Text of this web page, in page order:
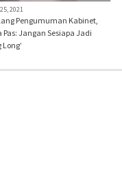
2021
Pengumuman Kabinet,
Pas: Jangan Sesiapa Jadi
Long’